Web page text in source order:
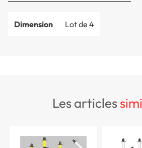
Dimension Lot de 4
les articles